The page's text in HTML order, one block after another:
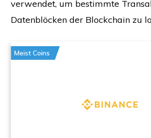
verwendet, um bestimmte
Datenblöcken der Blockchain zu
Meist Coins